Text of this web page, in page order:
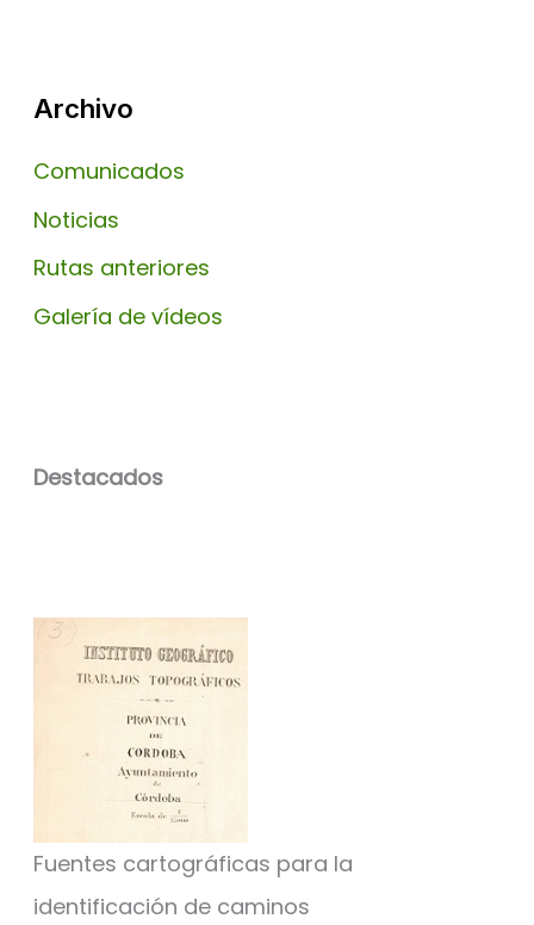
Archivo
Comunicados
Noticias
Rutas anteriores
Galería de vídeos
Destacados
Fuentes cartográficas para la
identificación de caminos